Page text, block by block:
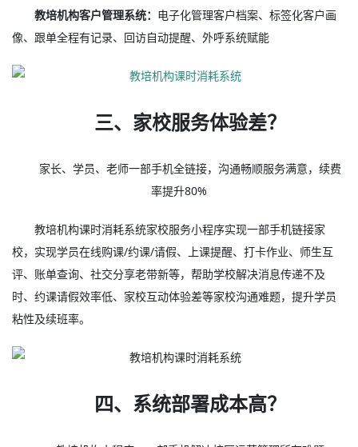
教培机构客户管理系统： 电子化管理客户档案、标签化客户画
像、跟单全程有记录、回访自动提醒、外呼系统赋能
三、家校服务体验差？
家长、学员、老师一部手机全链接，沟通畅顺服务满意，续费
率提升80%
教培机构课时消耗系统家校服务小程序实现一部手机链接家
校，实现学员在线购课/约课/请假、上课提醒、打卡作业、师生互
评、账单查询、社交分享老带新等，帮助学校解决消息传递不及
时、约课请假效率低、家校互动体验差等家校沟通难题，提升学员
粘性及续班率。
四、系统部署成本高？